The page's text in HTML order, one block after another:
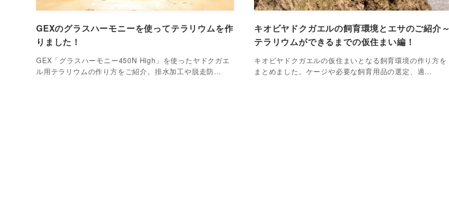
GEXのグラスハーモニーを使ってテラリウムを作
りました！
GEX「グラスハーモニー450N High」を使ったヤドクガエ
ル用テラリウムの作り方をご紹介。排水加工や脱走防…
キオビヤドクガエルの飼育環境とエサのご紹介
テラリウムができるまでの仮住まい編！
キオビヤドクガエルの仮住まいとなる飼育環境の作り方を
まとめました。ケージや必要な飼育用品の選定、適…